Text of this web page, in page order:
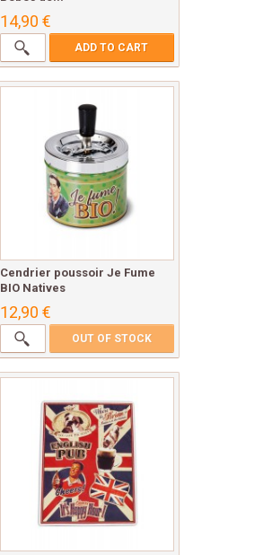
14,90 €
ADD TO CART
Cendrier poussoir Je Fume
BIO Natives
12,90 €
OUT OF STOCK